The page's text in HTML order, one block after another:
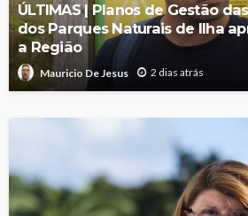
ÚLTIMAS | Planos de Gestão
dos Parques Naturais de Ilha
a Região
Mauricio De Jesus 2 dias atrás